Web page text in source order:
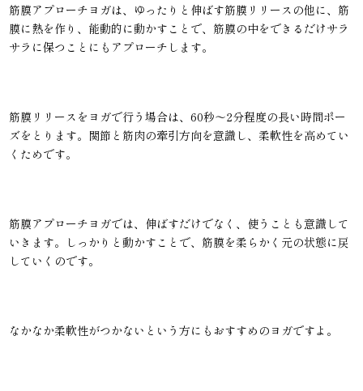
筋膜アプローチヨガは、ゆったりと伸ばす筋膜リリースの他に、筋
膜に熱を作り、能動的に動かすことで、筋膜の中をできるだけサラ
サラに保つことにもアプローチします。
筋膜リリースをヨガで行う場合は、60秒〜2分程度の長い時間ポー
ズをとります。関節と筋肉の牽引方向を意識し、柔軟性を高めてい
くためです。
筋膜アプローチヨガでは、伸ばすだけでなく、使うことも意識して
いきます。しっかりと動かすことで、筋膜を柔らかく元の状態に戻
していくのです。
なかなか柔軟性がつかないという方にもおすすめのヨガですよ。